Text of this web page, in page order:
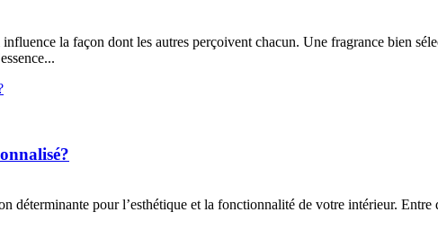
la façon dont les autres perçoivent chacun. Une fragrance bien
déterminante pour l’esthétique et la fonctionnalité de votre intérieur.